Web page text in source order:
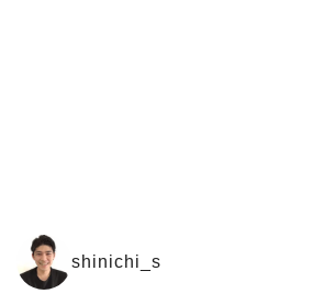
shinichi_s